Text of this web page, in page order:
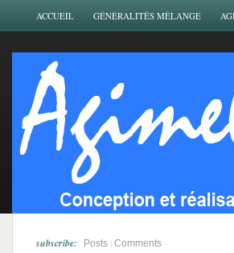
ACCUEIL GÉNÉRALITÉS MÉLANGE
subscribe: Posts Comments